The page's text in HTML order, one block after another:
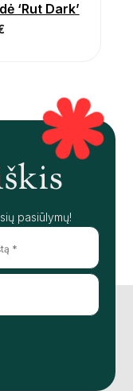
‘Rut Dark’
pasiūlymų!